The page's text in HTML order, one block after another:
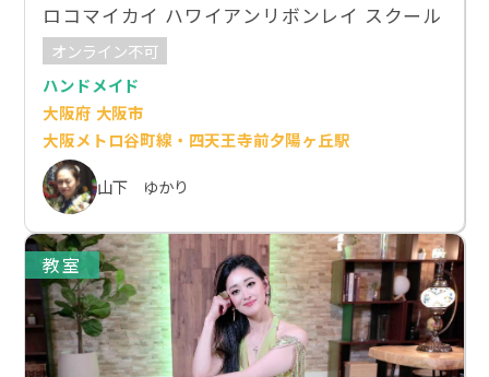
ロコマイカイ ハワイアンリボンレイ スクール
オンライン不可
ハンドメイド
大阪府 大阪市
大阪メトロ谷町線・四天王寺前夕陽ヶ丘駅
山下 ゆかり
教室